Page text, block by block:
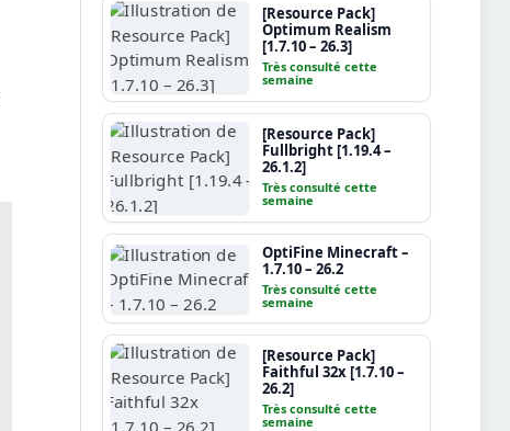
[Resource Pack]
Optimum Realism
[1.7.10 – 26.3]
Très consulté cette
semaine
[Resource Pack]
Fullbright [1.19.4 –
26.1.2]
Très consulté cette
semaine
OptiFine Minecraft –
1.7.10 – 26.2
Très consulté cette
semaine
[Resource Pack]
Faithful 32x [1.7.10 –
26.2]
Très consulté cette
semaine